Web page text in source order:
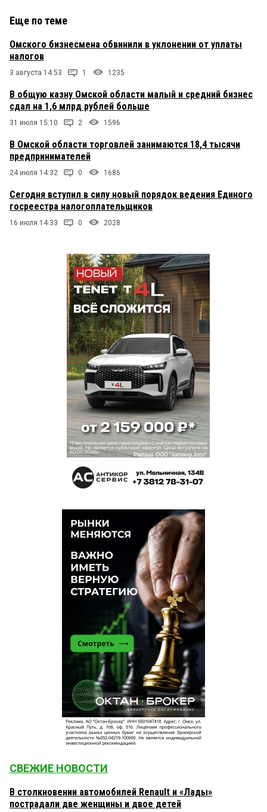
Еще по теме
Омского бизнесмена обвинили в уклонении от уплаты
налогов
3 августа 14:53 1 1235
В общую казну Омской области малый и средний бизнес
сдал на 1,6 млрд рублей больше
31 июля 15:10 2 1596
В Омской области торговлей занимаются 18,4 тысячи
предпринимателей
24 июля 14:32 0 1686
Сегодня вступил в силу новый порядок ведения Единого
госреестра налогоплательщиков
16 июля 14:33 0 2028
СВЕЖИЕ НОВОСТИ
В столкновении автомобилей Renault и «Лады»
пострадали две женщины и двое детей